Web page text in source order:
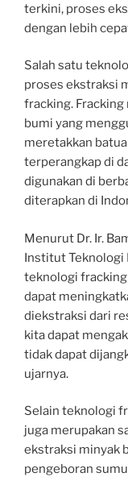
terkini, proses
dengan lebih
Salah satu
proses ekstraksi
fracking.
bumi yang
meretakkan
terperangkap di
digunakan di
diterapkan di
Menurut Dr. Ir.
Institut Teknologi
teknologi
dapat
diekstraksi dari
kita dapat
tidak dapat
ujarnya.
Selain teknologi
juga merupakan
ekstraksi minyak
pengeboran